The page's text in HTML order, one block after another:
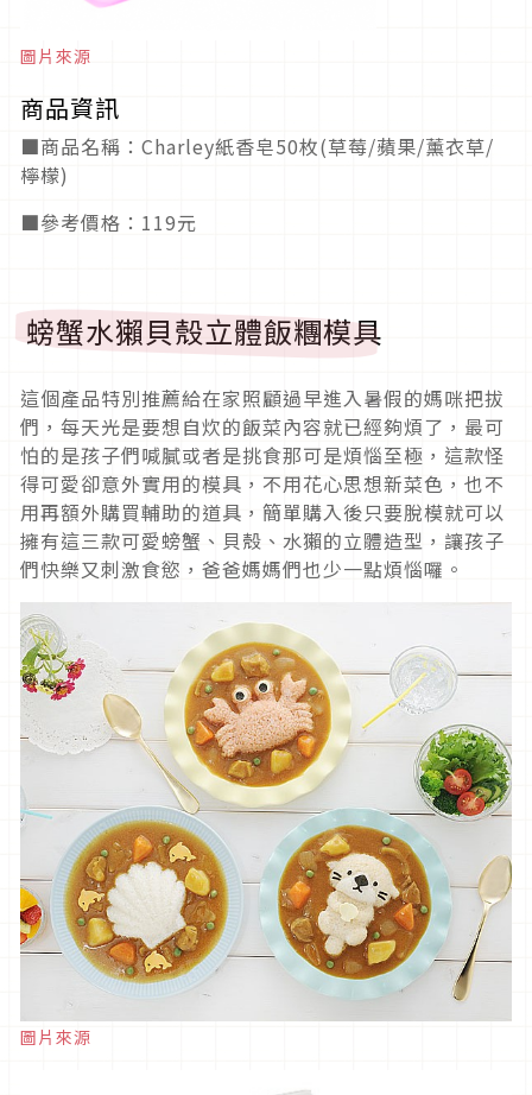
圖片來源
商品資訊
■商品名稱：Charley紙香皂50枚(草莓/蘋果/薰衣草/
檸檬)
■參考價格：119元
螃蟹水獺貝殼立體飯糰模具
這個產品特別推薦給在家照顧過早進入暑假的媽咪把拔
們，每天光是要想自炊的飯菜內容就已經夠煩了，最可
怕的是孩子們喊膩或者是挑食那可是煩惱至極，這款怪
得可愛卻意外實用的模具，不用花心思想新菜色，也不
用再額外購買輔助的道具，簡單購入後只要脫模就可以
擁有這三款可愛螃蟹、貝殼、水獺的立體造型，讓孩子
們快樂又刺激食慾，爸爸媽媽們也少一點煩惱囉。
圖片來源